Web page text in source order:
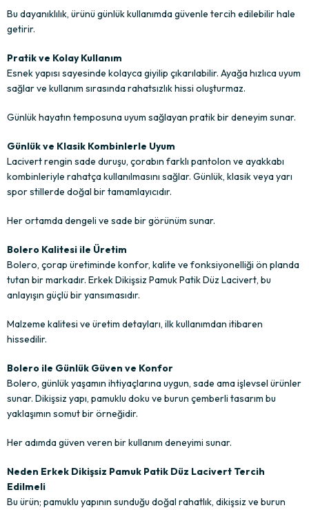
Bu dayanıklılık, ürünü günlük kullanımda güvenle tercih edilebilir hale
getirir.
Pratik ve Kolay Kullanım
Esnek yapısı sayesinde kolayca giyilip çıkarılabilir. Ayağa hızlıca uyum
sağlar ve kullanım sırasında rahatsızlık hissi oluşturmaz.
Günlük hayatın temposuna uyum sağlayan pratik bir deneyim sunar.
Günlük ve Klasik Kombinlerle Uyum
Lacivert rengin sade duruşu, çorabın farklı pantolon ve ayakkabı
kombinleriyle rahatça kullanılmasını sağlar. Günlük, klasik veya yarı
spor stillerde doğal bir tamamlayıcıdır.
Her ortamda dengeli ve sade bir görünüm sunar.
Bolero Kalitesi ile Üretim
Bolero, çorap üretiminde konfor, kalite ve fonksiyonelliği ön planda
tutan bir markadır. Erkek Dikişsiz Pamuk Patik Düz Lacivert, bu
anlayışın güçlü bir yansımasıdır.
Malzeme kalitesi ve üretim detayları, ilk kullanımdan itibaren
hissedilir.
Bolero ile Günlük Güven ve Konfor
Bolero, günlük yaşamın ihtiyaçlarına uygun, sade ama işlevsel ürünler
sunar. Dikişsiz yapı, pamuklu doku ve burun çemberli tasarım bu
yaklaşımın somut bir örneğidir.
Her adımda güven veren bir kullanım deneyimi sunar.
Neden Erkek Dikişsiz Pamuk Patik Düz Lacivert Tercih
Edilmeli
Bu ürün; pamuklu yapının sunduğu doğal rahatlık, dikişsiz ve burun